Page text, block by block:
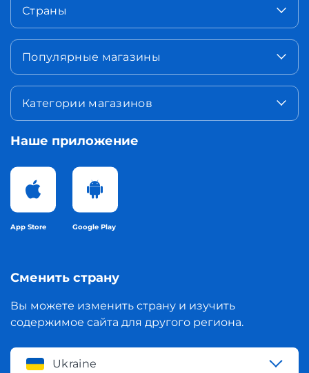
Страны
Популярные магазины
Категории магазинов
Наше приложение
App Store Google Play
Сменить страну
Вы можете изменить страну и изучить
содержимое сайта для другого региона.
Ukraine